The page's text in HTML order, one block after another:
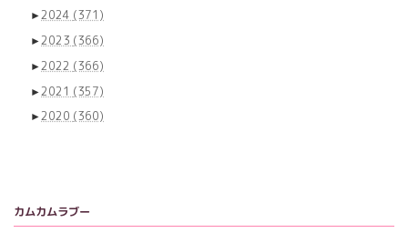
►2024 (371)
►2023 (366)
►2022 (366)
►2021 (357)
►2020 (360)
カムカムラブー